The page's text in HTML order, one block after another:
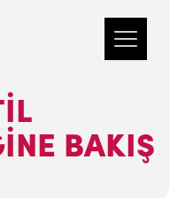
BAKIŞ